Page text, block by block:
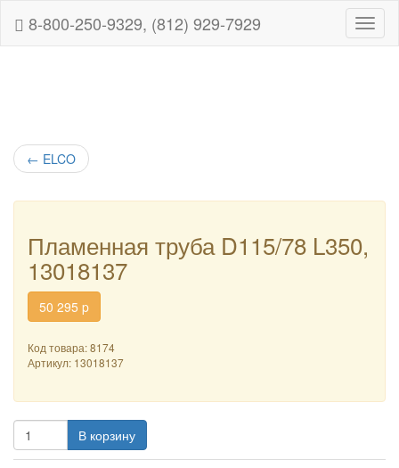
8-800-250-9329, (812) 929-7929
← ELCO
Пламенная труба D115/78 L350,
13018137
50 295 p
Код товара: 8174
Артикул: 13018137
В корзину